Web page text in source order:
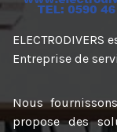
ELECTRODIVERS
Entreprise de
Nous
propose des